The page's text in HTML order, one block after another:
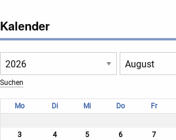
Kalender
Mo Di Mi Do Fr
3
4 5 6 7